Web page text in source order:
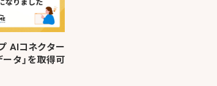
AIコネクター
タ」を取得可